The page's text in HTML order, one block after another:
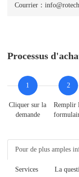
Courrier：
Processus
1
Cliquer sur la
demande
2
Remplir
Pour de plus amples
Services La